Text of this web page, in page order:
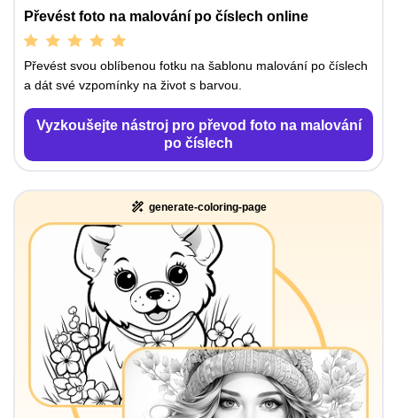
Převést foto na malování po číslech online
Převést svou oblíbenou fotku na šablonu malování po číslech
a dát své vzpomínky na život s barvou.
Vyzkoušejte nástroj pro převod foto na malování
po číslech
generate-coloring-page